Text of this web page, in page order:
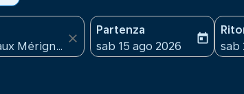
close
Partenza
fc-booking-departure-
sab 15 ago 2026
today
fc-
sab